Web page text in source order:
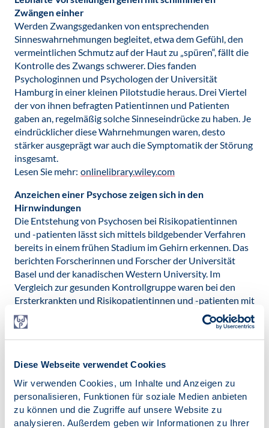
Diese Webseite verwendet Cookies
Wir verwenden Cookies, um Inhalte und Anzeigen zu
personalisieren, Funktionen für soziale Medien anbieten
zu können und die Zugriffe auf unsere Website zu
analysieren. Außerdem geben wir Informationen zu Ihrer
Zwängen einher
Werden Zwangsgedanken von entsprechenden
Sinneswahrnehmungen begleitet, etwa dem Gefühl, den
vermeintlichen Schmutz auf der Haut zu „spüren“, fällt die
Kontrolle des Zwangs schwerer. Dies fanden
Psychologinnen und Psychologen der Universität
Hamburg in einer kleinen Pilotstudie heraus. Drei Viertel
der von ihnen befragten Patientinnen und Patienten
gaben an, regelmäßig solche Sinneseindrücke zu haben. Je
eindrücklicher diese Wahrnehmungen waren, desto
stärker ausgeprägt war auch die Symptomatik der Störung
insgesamt.
Lesen Sie mehr: onlinelibrary.wiley.com
Anzeichen einer Psychose zeigen sich in den
Hirnwindungen
Die Entstehung von Psychosen bei Risikopatientinnen
und -patienten lässt sich mittels bildgebender Verfahren
bereits in einem frühen Stadium im Gehirn erkennen. Das
berichten Forscherinnen und Forscher der Universität
Basel und der kanadischen Western University. Im
Vergleich zur gesunden Kontrollgruppe waren bei den
Ersterkrankten und Risikopatientinnen und -patienten mit
einer späteren Psychose-Transition die Windungen der
einzelnen Hirnregionen weniger gut miteinander integriert
und stärker isoliert. Zudem ergaben die Analysen, dass
Sicherheit voraussagen ließ, welche der Risikopatienten
später an einer Psychose erkrankten und welche nicht.
Lesen Sie mehr: www.amanetwork.com
Männermangel in der Psychologie